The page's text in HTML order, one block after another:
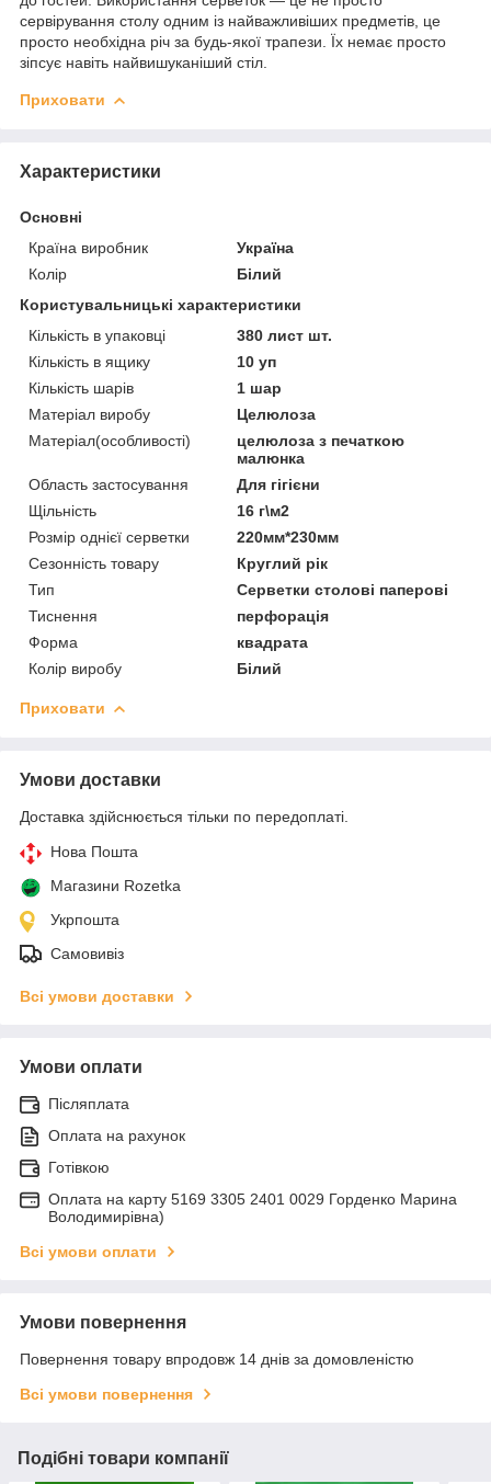
сервірування столу одним із найважливіших предметів, це
просто необхідна річ за будь-якої трапези. Їх немає просто
зіпсує навіть найвишуканіший стіл.
Приховати
Характеристики
Основні
Країна виробник
Україна
Колір
Білий
Користувальницькі характеристики
Кількість в упаковці
380 лист шт.
Кількість в ящику
10 уп
Кількість шарів
1 шар
Матеріал виробу
Целюлоза
Матеріал(особливості)
целюлоза з печаткою
малюнка
Область застосування
Для гігієни
Щільність
16 г\м2
Розмір однієї серветки
220мм*230мм
Сезонність товару
Круглий рік
Тип
Серветки столові паперові
Тиснення
перфорація
Форма
квадрата
Колір виробу
Білий
Приховати
Умови доставки
Доставка здійснюється тільки по передоплаті.
Нова Пошта
Магазини Rozetka
Укрпошта
Самовивіз
Всі умови доставки
Умови оплати
Післяплата
Оплата на рахунок
Готівкою
Оплата на карту 5169 3305 2401 0029 Горденко Марина
Володимирівна)
Всі умови оплати
Умови повернення
Повернення товару впродовж 14 днів за домовленістю
Всі умови повернення
Подібні товари компанії